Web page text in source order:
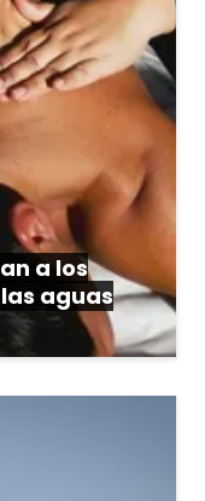
a los
aguas